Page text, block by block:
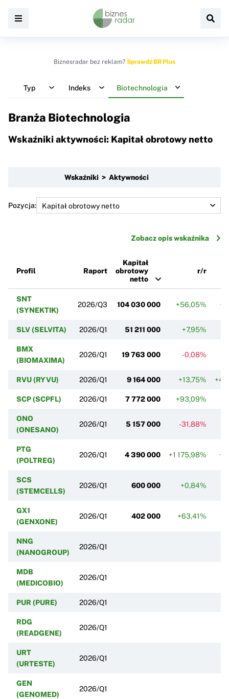
Biznesradar bez reklam? Sprawdź BR Plus
Typ Indeks Biotechnologia
Branża Biotechnologia
Wskaźniki aktywności: Kapitał obrotowy netto
Wskaźniki > Aktywności
Pozycja:
Zobacz opis wskaźnika
Profil Raport
Kapitał
obrotowy
netto
r/r
SNT
(SYNEKTIK)
2026/Q3 104 030 000 +56,05%
SLV (SELVITA) 2026/Q1 51 211 000 +7,95%
BMX
(BIOMAXIMA)
2026/Q1 19 763 000 -0,08%
RVU (RYVU) 2026/Q1 9 164 000 +13,75%
SCP (SCPFL) 2026/Q1 7 772 000 +93,09%
ONO
(ONESANO)
2026/Q1 5 157 000 -31,88%
PTG
(POLTREG)
2026/Q1 4 390 000 +1 175,98%
SCS
(STEMCELLS)
2026/Q1 600 000 +0,84%
GX1
(GENXONE)
2026/Q1 402 000 +63,41%
NNG
(NANOGROUP)
2026/Q1
MDB
(MEDICOBIO)
2026/Q1
PUR (PURE) 2026/Q1
RDG
(READGENE)
2026/Q1
URT
(URTESTE)
2026/Q1
GEN
(GENOMED)
2026/Q1